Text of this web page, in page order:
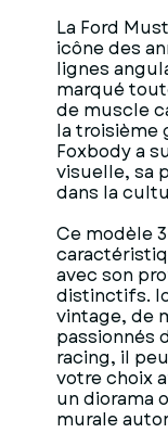
La Ford
icône des
lignes
marqué
de muscle
la troisième
Foxbody a
visuelle, sa
dans la
Ce modèle
avec son
distinctifs.
vintage, de
passionnés
racing, il
votre choix
un diorama
murale